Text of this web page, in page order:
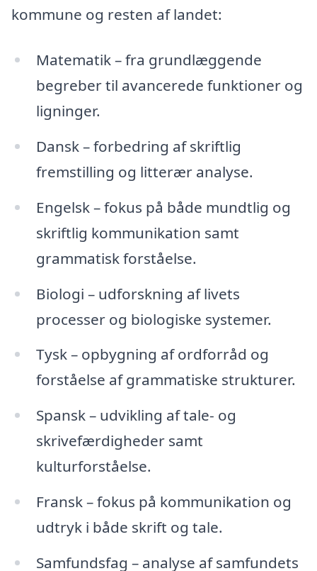
kommune og resten af landet:
Matematik – fra grundlæggende
begreber til avancerede funktioner og
ligninger.
Dansk – forbedring af skriftlig
fremstilling og litterær analyse.
Engelsk – fokus på både mundtlig og
skriftlig kommunikation samt
grammatisk forståelse.
Biologi – udforskning af livets
processer og biologiske systemer.
Tysk – opbygning af ordforråd og
forståelse af grammatiske strukturer.
Spansk – udvikling af tale- og
skrivefærdigheder samt
kulturforståelse.
Fransk – fokus på kommunikation og
udtryk i både skrift og tale.
Samfundsfag – analyse af samfundets